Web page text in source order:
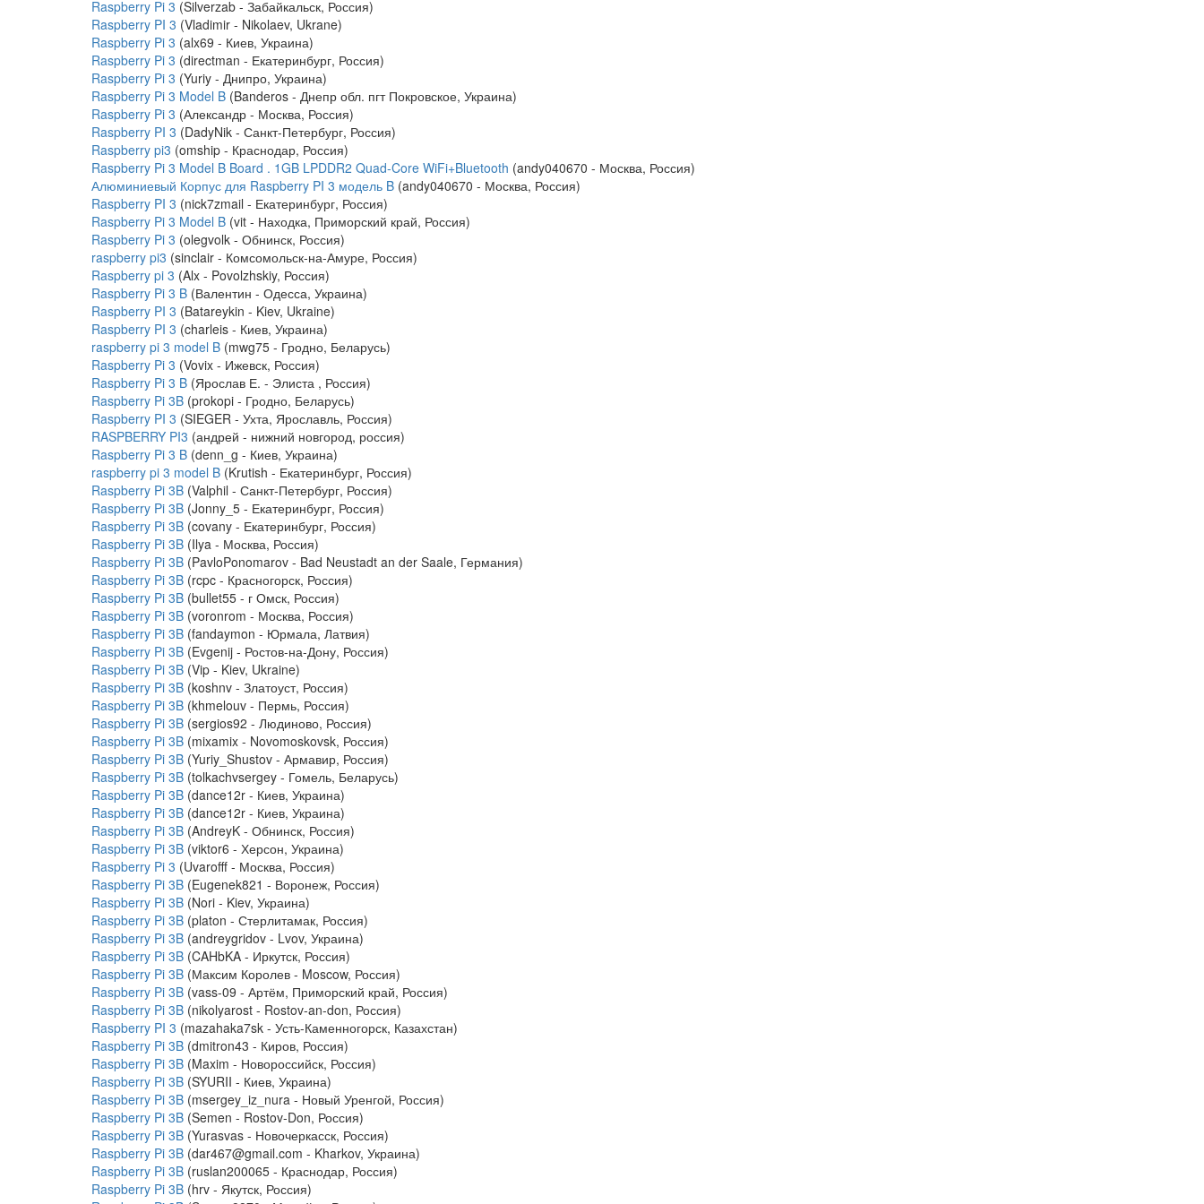
Raspberry Pi 3 (Silverzab - Забайкальск, Россия)
Raspberry PI 3 (Vladimir - Nikolaev, Ukrane)
Raspberry Pi 3 (alx69 - Киев, Украина)
Raspberry Pi 3 (directman - Екатеринбург, Россия)
Raspberry Pi 3 (Yuriy - Днипро, Украина)
Raspberry Pi 3 Model B (Banderos - Днепр обл. пгт Покровское, Украина)
Raspberry Pi 3 (Александр - Москва, Россия)
Raspberry PI 3 (DadyNik - Санкт-Петербург, Россия)
Raspberry pi3 (omship - Краснодар, Россия)
Raspberry Pi 3 Model B Board . 1GB LPDDR2 Quad-Core WiFi+Bluetooth (andy040670 - Москва, Россия)
Алюминиевый Корпус для Raspberry PI 3 модель B (andy040670 - Москва, Россия)
Raspberry PI 3 (nick7zmail - Екатеринбург, Россия)
Raspberry Pi 3 Model B (vit - Находка, Приморский край, Россия)
Raspberry Pi 3 (olegvolk - Обнинск, Россия)
raspberry pi3 (sinclair - Комсомольск-на-Амуре, Россия)
Raspberry pi 3 (Alx - Povolzhskiy, Россия)
Raspberry Pi 3 B (Валентин - Одесса, Украина)
Raspberry PI 3 (Batareykin - Kiev, Ukraine)
Raspberry PI 3 (charleis - Киев, Украина)
raspberry pi 3 model B (mwg75 - Гродно, Беларусь)
Raspberry Pi 3 (Vovix - Ижевск, Россия)
Raspberry Pi 3 B (Ярослав Е. - Элиста , Россия)
Raspberry Pi 3B (prokopi - Гродно, Беларусь)
Raspberry PI 3 (SIEGER - Ухта, Ярославль, Россия)
RASPBERRY PI3 (андрей - нижний новгород, россия)
Raspberry Pi 3 B (denn_g - Киев, Украина)
raspberry pi 3 model B (Krutish - Екатеринбург, Россия)
Raspberry Pi 3B (Valphil - Санкт-Петербург, Россия)
Raspberry Pi 3B (Jonny_5 - Екатеринбург, Россия)
Raspberry Pi 3B (covany - Екатеринбург, Россия)
Raspberry Pi 3B (Ilya - Москва, Россия)
Raspberry Pi 3B (PavloPonomarov - Bad Neustadt an der Saale, Германия)
Raspberry Pi 3B (rcpc - Красногорск, Россия)
Raspberry Pi 3B (bullet55 - г Омск, Россия)
Raspberry Pi 3B (voronrom - Москва, Россия)
Raspberry Pi 3B (fandaymon - Юрмала, Латвия)
Raspberry Pi 3B (Evgenij - Ростов-на-Дону, Россия)
Raspberry Pi 3B (Vip - Kiev, Ukraine)
Raspberry Pi 3B (koshnv - Златоуст, Россия)
Raspberry Pi 3B (khmelouv - Пермь, Россия)
Raspberry Pi 3B (sergios92 - Людиново, Россия)
Raspberry Pi 3B (mixamix - Novomoskovsk, Россия)
Raspberry Pi 3B (Yuriy_Shustov - Армавир, Россия)
Raspberry Pi 3B (tolkachvsergey - Гомель, Беларусь)
Raspberry Pi 3B (dance12r - Киев, Украина)
Raspberry Pi 3B (dance12r - Киев, Украина)
Raspberry Pi 3B (AndreyK - Обнинск, Россия)
Raspberry Pi 3B (viktor6 - Херсон, Украина)
Raspberry Pi 3 (Uvarofff - Москва, Россия)
Raspberry Pi 3B (Eugenek821 - Воронеж, Россия)
Raspberry Pi 3B (Nori - Kiev, Украина)
Raspberry Pi 3B (platon - Стерлитамак, Россия)
Raspberry Pi 3B (andreygridov - Lvov, Украина)
Raspberry Pi 3B (CAHbKA - Иркутск, Россия)
Raspberry Pi 3B (Максим Королев - Moscow, Россия)
Raspberry Pi 3B (vass-09 - Артём, Приморский край, Россия)
Raspberry Pi 3B (nikolyarost - Rostov-an-don, Россия)
Raspberry PI 3 (mazahaka7sk - Усть-Каменногорск, Казахстан)
Raspberry Pi 3B (dmitron43 - Киров, Россия)
Raspberry Pi 3B (Maxim - Новороссийск, Россия)
Raspberry Pi 3B (SYURII - Киев, Украина)
Raspberry Pi 3B (msergey_iz_nura - Новый Уренгой, Россия)
Raspberry Pi 3B (Semen - Rostov-Don, Россия)
Raspberry Pi 3B (Yurasvas - Новочеркасск, Россия)
Raspberry Pi 3B (dar467@gmail.com - Kharkov, Украина)
Raspberry Pi 3B (ruslan200065 - Краснодар, Россия)
Raspberry Pi 3B (hrv - Якутск, Россия)